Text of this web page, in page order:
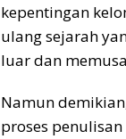
kepentingan
ulang sejarah
luar dan
Namun
proses